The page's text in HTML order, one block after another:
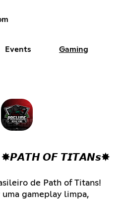
Events Gaming
✸𝙋𝘼𝙏𝙃 𝙊𝙁 𝙏𝙄𝙏𝘼𝙉𝙨✸
de Path of Titans!
gameplay limpa,